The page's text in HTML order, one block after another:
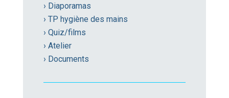
› Diaporamas
› TP hygiène des mains
› Quiz/films
› Atelier
› Documents